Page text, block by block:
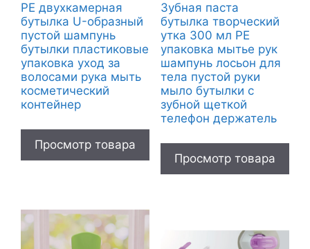
PE двухкамерная
бутылка U-образный
пустой шампунь
бутылки пластиковые
упаковка уход за
волосами рука мыть
косметический
контейнер
Просмотр товара
Зубная паста
бутылка творческий
утка 300 мл PE
упаковка мытье рук
шампунь лосьон для
тела пустой руки
мыло бутылки с
зубной щеткой
телефон держатель
Просмотр товара